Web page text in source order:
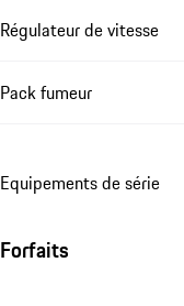
Régulateur de vitesse
Pack fumeur
Equipements de série
Forfaits